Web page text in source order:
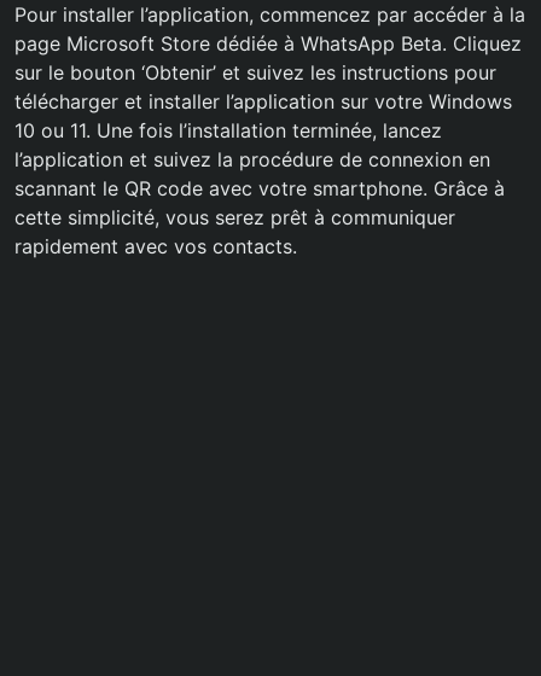
Pour installer l’application, commencez par accéder à la
page Microsoft Store dédiée à WhatsApp Beta. Cliquez
sur le bouton ‘Obtenir’ et suivez les instructions pour
télécharger et installer l’application sur votre Windows
10 ou 11. Une fois l’installation terminée, lancez
l’application et suivez la procédure de connexion en
scannant le QR code avec votre smartphone. Grâce à
cette simplicité, vous serez prêt à communiquer
rapidement avec vos contacts.